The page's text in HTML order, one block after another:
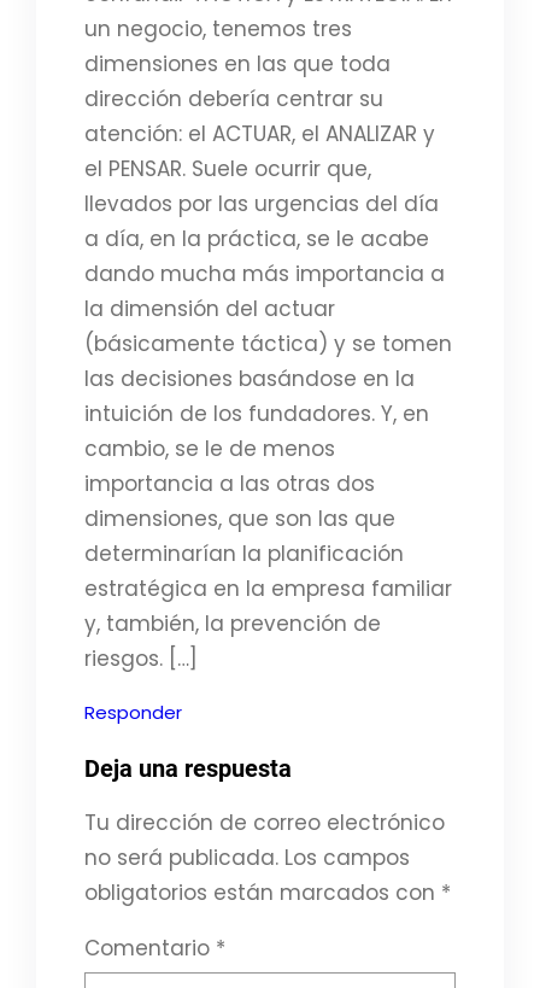
un negocio, tenemos tres
dimensiones en las que toda
dirección debería centrar su
atención: el ACTUAR, el ANALIZAR y
el PENSAR. Suele ocurrir que,
llevados por las urgencias del día
a día, en la práctica, se le acabe
dando mucha más importancia a
la dimensión del actuar
(básicamente táctica) y se tomen
las decisiones basándose en la
intuición de los fundadores. Y, en
cambio, se le de menos
importancia a las otras dos
dimensiones, que son las que
determinarían la planificación
estratégica en la empresa familiar
y, también, la prevención de
riesgos. […]
Responder
Deja una respuesta
Tu dirección de correo electrónico
no será publicada. Los campos
obligatorios están marcados con *
Comentario *